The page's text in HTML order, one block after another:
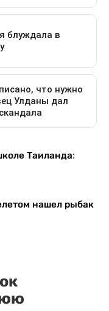
Таиланда:
нашел рыбак